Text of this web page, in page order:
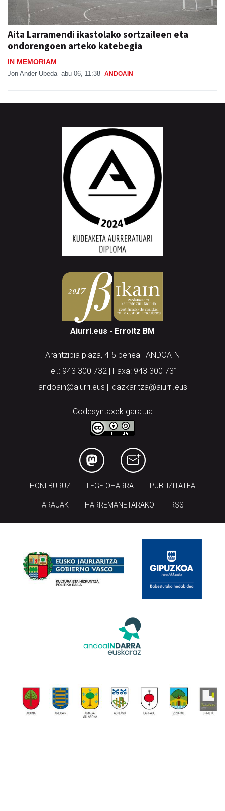
Aita Larramendi ikastolako sortzaileen eta
ondorengoen arteko katebegia
IN MEMORIAM
Jon Ander Ubeda abu 06, 11:38 ANDOAIN
Aiurri.eus - Erroitz BM
Arantzibia plaza, 4-5 behea | ANDOAIN
Tel.: 943 300 732 | Faxa: 943 300 731
andoain@aiurri.eus | idazkaritza@aiurri.eus
Codesyntaxek garatua
HONI BURUZ LEGE OHARRA PUBLIZITATEA
ARAUAK HARREMANETARAKO RSS